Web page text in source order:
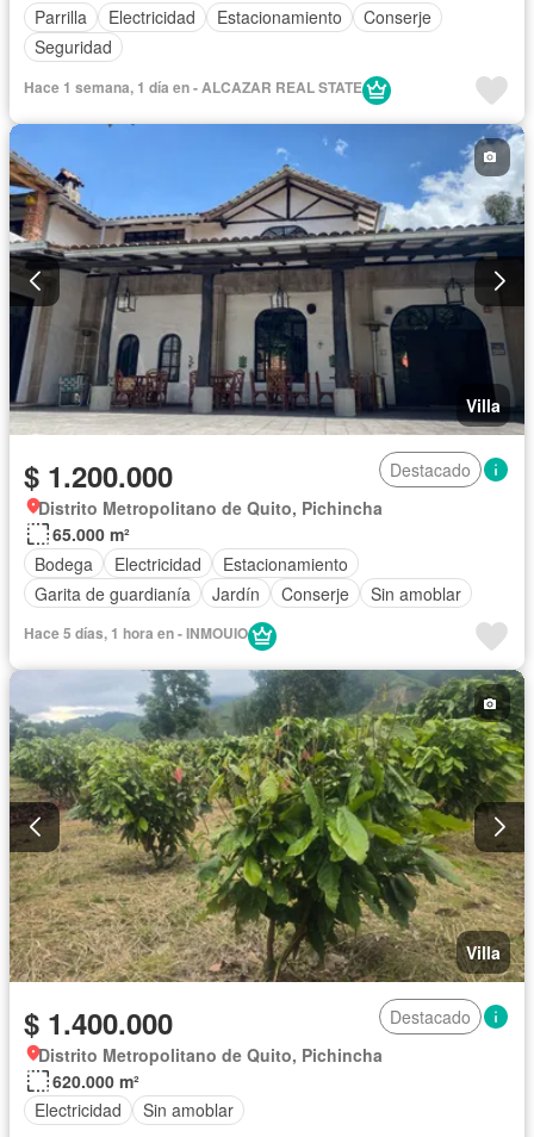
Parrilla Electricidad Estacionamiento
Conserje
Seguridad
Hace 1 semana, 1 día en - ALCAZAR REAL STATE
Villa
$ 1.200.000
Destacado
Distrito Metropolitano de Quito, Pichincha
65.000 m²
Bodega
Electricidad
Estacionamiento
Garita de guardianía
Jardín Conserje Sin amoblar
Hace 5 días, 1 hora en - INMOUIO
Villa
$ 1.400.000
Destacado
Distrito Metropolitano de Quito, Pichincha
620.000 m²
Electricidad
Sin amoblar